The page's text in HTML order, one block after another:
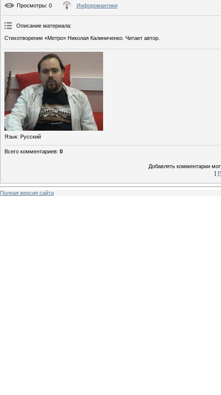
Просмотры: 0 Инфоромантики
Описание материала:
Стихотворение «Метро» Николая Калиниченко. Читает автор.
Язык: Русский
Всего комментариев: 0
Добавлять комментарии
[
Полная версия сайта